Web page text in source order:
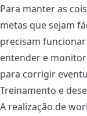
Para manter as
metas que sejam
precisam
entender e
para corrigir
Treinamento e
A realização de